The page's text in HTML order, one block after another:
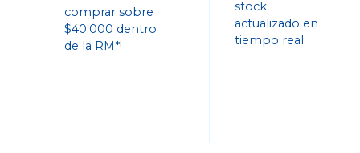
comprar sobre
$40.000 dentro
de la RM*!
stock
actualizado en
tiempo real.